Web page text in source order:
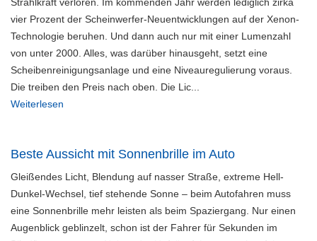
vier Prozent der Scheinwerfer-Neuentwicklungen auf der Xenon-
Technologie beruhen. Und dann auch nur mit einer Lumenzahl
von unter 2000. Alles, was darüber hinausgeht, setzt eine
Scheibenreinigungsanlage und eine Niveauregulierung voraus.
Die treiben den Preis nach oben. Die Lic...
Weiterlesen
Beste Aussicht mit Sonnenbrille im Auto
Gleißendes Licht, Blendung auf nasser Straße, extreme Hell-
Dunkel-Wechsel, tief stehende Sonne – beim Autofahren muss
eine Sonnenbrille mehr leisten als beim Spaziergang. Nur einen
Augenblick geblinzelt, schon ist der Fahrer für Sekunden im